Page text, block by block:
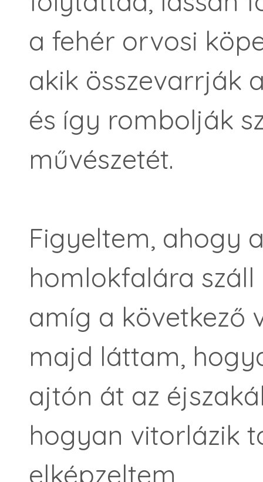
a fehér orvosi
akik összevarrják
és így rombolják
művészetét.
Figyeltem, ahogy
homlokfalára száll
amíg a következő
majd láttam,
ajtón át az
hogyan vitorlázik
elképzeltem